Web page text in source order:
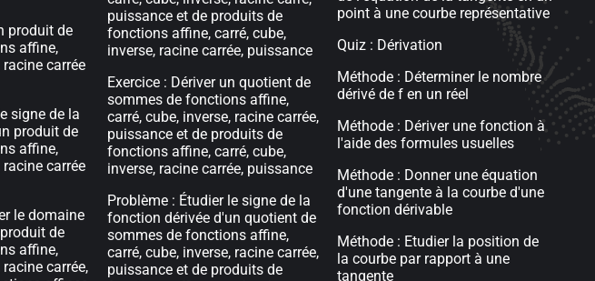
produit de
affine,
racine carrée
signe de la
produit de
affine,
racine carrée
le domaine
de
affine,
carrée,
puissance et de produits de
fonctions affine, carré, cube,
inverse, racine carrée, puissance
Exercice : Dériver un quotient de
sommes de fonctions affine,
carré, cube, inverse, racine carrée,
puissance et de produits de
fonctions affine, carré, cube,
inverse, racine carrée, puissance
Problème : Étudier le signe de la
fonction dérivée d'un quotient de
sommes de fonctions affine,
carré, cube, inverse, racine carrée,
puissance et de produits de
point à une courbe représentative
Quiz : Dérivation
Méthode : Déterminer le nombre
dérivé de f en un réel
Méthode : Dériver une fonction à
l'aide des formules usuelles
Méthode : Donner une équation
d'une tangente à la courbe d'une
fonction dérivable
Méthode : Etudier la position de
la courbe par rapport à une
tangente